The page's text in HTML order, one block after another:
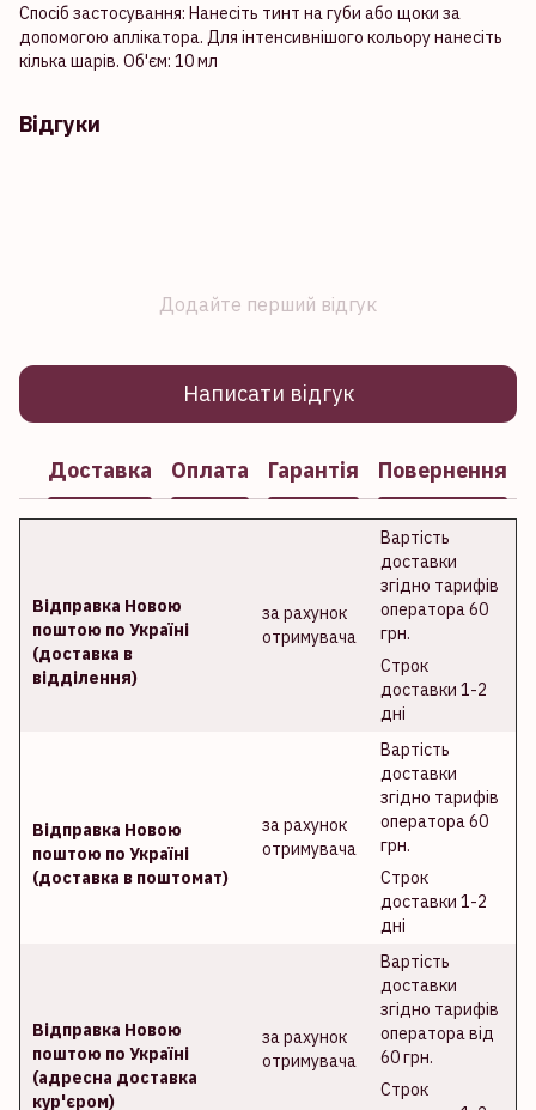
Спосіб застосування: Нанесіть тинт на губи або щоки за
допомогою аплікатора. Для інтенсивнішого кольору нанесіть
кілька шарів. Об'єм: 10 мл
Відгуки
Додайте перший відгук
Написати відгук
Доставка Оплата Гарантія Повернення
Відправка Новою
поштою по Україні
(доставка в
відділення)
за рахунок
отримувача
Вартість
доставки
згідно тарифів
оператора 60
грн.
Строк
доставки 1-2
дні
Відправка Новою
поштою по Україні
(доставка в поштомат)
за рахунок
отримувача
Вартість
доставки
згідно тарифів
оператора 60
грн.
Строк
доставки 1-2
дні
Відправка Новою
поштою по Україні
(адресна доставка
кур'єром)
за рахунок
отримувача
Вартість
доставки
згідно тарифів
оператора від
60 грн.
Строк